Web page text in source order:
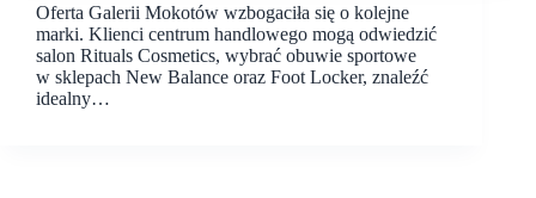
Oferta Galerii Mokotów wzbogaciła się o kolejne
marki. Klienci centrum handlowego mogą odwiedzić
salon Rituals Cosmetics, wybrać obuwie sportowe
w sklepach New Balance oraz Foot Locker, znaleźć
idealny…